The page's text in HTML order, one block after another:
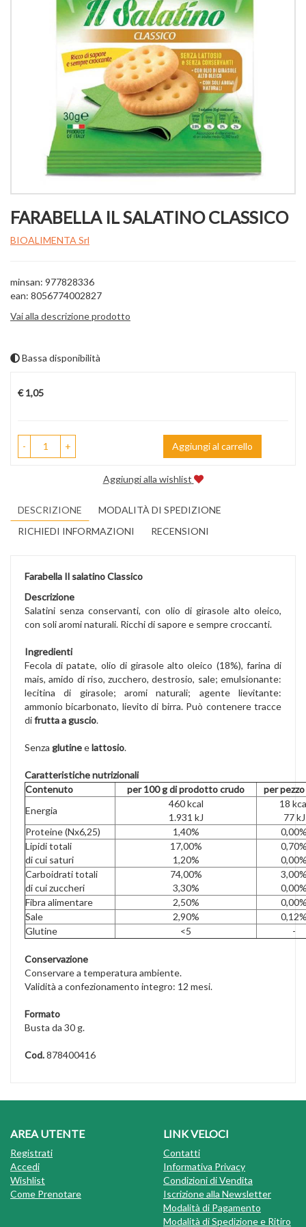
FARABELLA IL SALATINO CLASSICO
BIOALIMENTA Srl
minsan: 977828336
ean: 8056774002827
Vai alla descrizione prodotto
Bassa disponibilità
Prezzo
€ 1,05
- + Aggiungi al carrello
Aggiungi alla wishlist
DESCRIZIONE
MODALITÀ DI SPEDIZIONE
RICHIEDI INFORMAZIONI
RECENSIONI
Farabella Il salatino Classico
Descrizione
Salatini senza conservanti, con olio di girasole alto oleico,
con soli aromi naturali. Ricchi di sapore e sempre croccanti.
Ingredienti
Fecola di patate, olio di girasole alto oleico (18%), farina di
mais, amido di riso, zucchero, destrosio, sale; emulsionante:
lecitina di girasole; aromi naturali; agente lievitante:
ammonio bicarbonato, lievito di birra. Può contenere tracce
difrutta a guscio.
Senza glutineelattosio.
Caratteristiche nutrizionali
Contenuto
per 100 g di prodotto crudo
per pezzo
Energia
460 kcal
1.931 kJ
18
77 kJ
Proteine (Nx6,25)
1,40%
Lipidi totali
di cui saturi
17,00%
1,20%
Carboidrati totali
di cui zuccheri
74,00%
3,30%
Fibra alimentare
2,50%
Sale
2,90%
Glutine
<5 -
Conservazione
Conservare a temperatura ambiente.
Validità a confezionamento integro: 12 mesi.
Formato
Busta da 30 g.
Cod.878400416
AREA UTENTE
Registrati
Accedi
Wishlist
Come Prenotare
LINK VELOCI
Contatti
Informativa Privacy
Condizioni di Vendita
Iscrizione alla Newsletter
Modalità di Pagamento
Modalità di Spedizione e Ritiro